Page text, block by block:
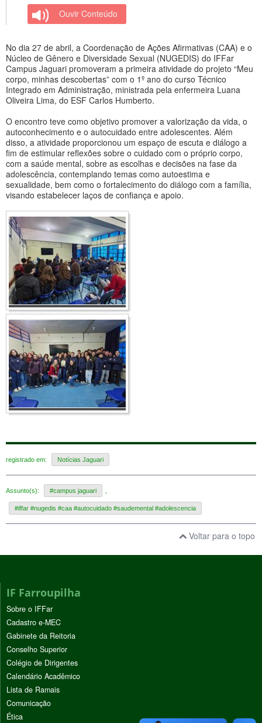
Ouvir Conteúdo
No dia 27 de abril, a Coordenação de Ações Afirmativas (CAA) e o
Núcleo de Gênero e Diversidade Sexual (NUGEDIS) do IFFar
Campus Jaguari promoveram a primeira atividade do projeto “Meu
corpo, minhas descobertas” com o 1º ano do curso Técnico
Integrado em Administração, ministrada pela enfermeira Luana
Oliveira Lima, do ESF Carlos Humberto.
O encontro teve como objetivo promover a valorização da vida, o
autoconhecimento e o autocuidado entre adolescentes. Além
disso, a atividade proporcionou um espaço de escuta e diálogo a
fim de estimular reflexões sobre o cuidado com o próprio corpo,
com a saúde mental, sobre as escolhas e decisões na fase da
adolescência, contemplando temas como autoestima e
sexualidade, bem como o fortalecimento do diálogo com a família,
visando estabelecer laços de confiança e apoio.
registrado em: Notícias Jaguari
Assunto(s): #campus jaguari
#iffar #nugedis #caa #autocuidado #saudemental #adolescencia
Voltar para o topo
IF Farroupilha
Sobre o IFFar
Cadastro e-MEC
Gabinete da Reitoria
Conselho Superior
Colégio de Dirigentes
Calendário Acadêmico
Lista de Ramais
Comunicação
Ética